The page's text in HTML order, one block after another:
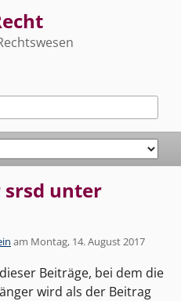
unter
am Montag, 14. August 2017
Beiträge, bei dem die
wird als der Beitrag